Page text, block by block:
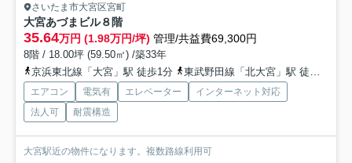
さいたま市大宮区宮町
大宮あづまビル８階
35.64万円 (1.98万円/坪) 管理/共益費69,300円
8階 / 18.00坪 (59.50㎡) /築33年
京浜東北線「大宮」駅 徒歩1分
東武野田線「北大宮」駅 徒歩14分
エアコン 電気有 エレベーター
インターネット対応
法人可
耐震構造
大宮駅近の物件になります。複数路線利用可